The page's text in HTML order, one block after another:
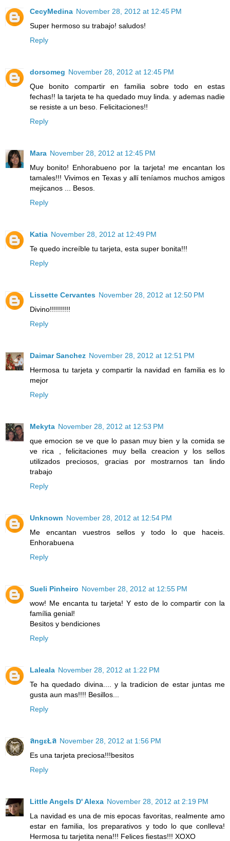
CecyMedina November 28, 2012 at 12:45 PM
Super hermoso su trabajo! saludos!
Reply
dorsomeg November 28, 2012 at 12:45 PM
Que bonito compartir en familia sobre todo en estas
fechas!! la tarjeta te ha quedado muy linda. y ademas nadie
se resiste a un beso. Felicitaciones!!
Reply
Mara November 28, 2012 at 12:45 PM
Muy bonito! Enhorabueno por la tarjeta! me encantan los
tamales!!! Vivimos en Texas y allí teníamos muchos amigos
mejicanos ... Besos.
Reply
Katia November 28, 2012 at 12:49 PM
Te quedo increíble tu tarjeta, esta super bonita!!!
Reply
Lissette Cervantes November 28, 2012 at 12:50 PM
Divino!!!!!!!!!!
Reply
Daimar Sanchez November 28, 2012 at 12:51 PM
Hermosa tu tarjeta y compartir la navidad en familia es lo
mejor
Reply
Mekyta November 28, 2012 at 12:53 PM
que emocion se ve que lo pasan muy bien y la comida se
ve rica , felicitaciones muy bella creacion y los sellos
utilizados preciosos, gracias por mostrarnos tan lindo
trabajo
Reply
Unknown November 28, 2012 at 12:54 PM
Me encantan vuestros sellos y todo lo que haceis.
Enhorabuena
Reply
Sueli Pinheiro November 28, 2012 at 12:55 PM
wow! Me encanta tu tarjeta! Y esto de lo compartir con la
família genial!
Besitos y bendiciones
Reply
Laleala November 28, 2012 at 1:22 PM
Te ha quedado divina.... y la tradicion de estar juntas me
gusta aun mas!!!! Besillos...
Reply
ลngεŁล November 28, 2012 at 1:56 PM
Es una tarjeta preciosa!!!besitos
Reply
Little Angels D' Alexa November 28, 2012 at 2:19 PM
La navidad es una de mis epocas favoritas, realmente amo
estar en familia, los preparativos y todo lo que conlleva!
Hermosa tu tarjetita nena!!! Felices fiestas!!! XOXO